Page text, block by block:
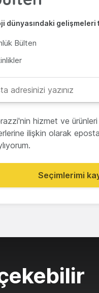
dünyasındaki gelişmeleri
Bülten
hizmet ve
ilişkin olarak
Seçimlerimi